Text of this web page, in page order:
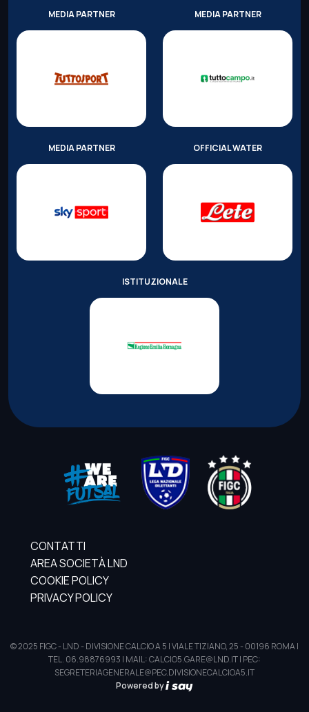
MEDIA PARTNER MEDIA PARTNER
MEDIA PARTNER OFFICIAL WATER
ISTITUZIONALE
CONTATTI
AREA SOCIETÀ LND
COOKIE POLICY
PRIVACY POLICY
© 2025 FIGC - LND - DIVISIONE CALCIO A 5 | VIALE TIZIANO, 25 - 00196 ROMA |
TEL. 06.98876993 | MAIL: CALCIO5.GARE@LND.IT | PEC:
SEGRETERIAGENERALE@PEC.DIVISIONECALCIOA5.IT
Powered by